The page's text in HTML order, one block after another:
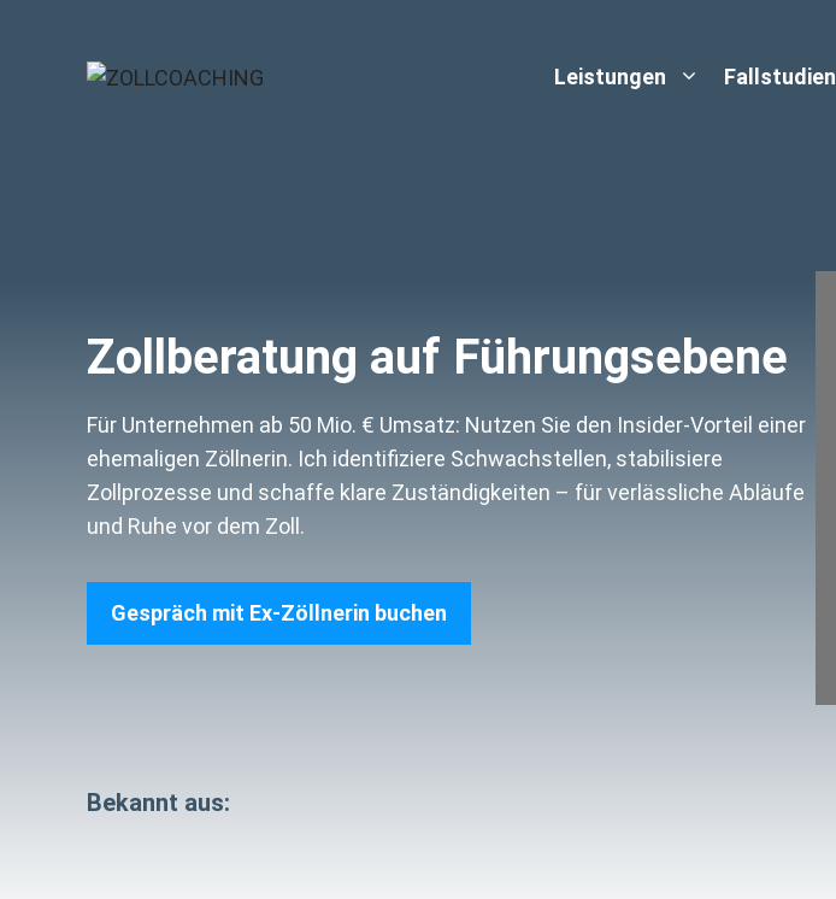
Leistungen Fallstudien
Zollberatung auf Führungsebene
Für Unternehmen ab 50 Mio. € Umsatz: Nutzen Sie den Insider‑Vorteil einer
ehemaligen Zöllnerin. Ich identifiziere Schwachstellen, stabilisiere
Zollprozesse und schaffe klare Zuständigkeiten – für verlässliche Abläufe
und Ruhe vor dem Zoll.
Gespräch mit Ex‑Zöllnerin buchen
Bekannt aus: